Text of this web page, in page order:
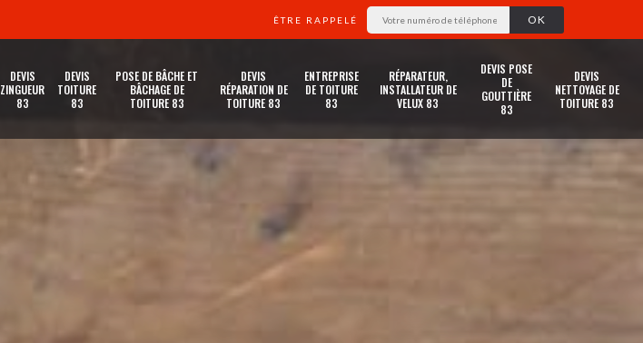
ÊTRE RAPPELÉ
DEVIS
ZINGUEUR
83
DEVIS
TOITURE
83
POSE DE BÂCHE ET
BÂCHAGE DE
TOITURE 83
DEVIS
RÉPARATION DE
TOITURE 83
ENTREPRISE
DE TOITURE
83
RÉPARATEUR,
INSTALLATEUR DE
VELUX 83
DEVIS POSE
DE
GOUTTIÈRE
83
DEVIS
NETTOYAGE DE
TOITURE 83